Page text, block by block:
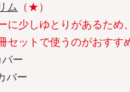
ム （★）
に少しゆとりがあるため
セットで使うのがおすす
ー
バー